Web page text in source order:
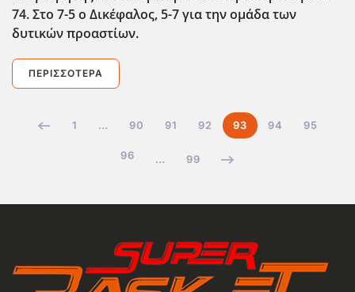
74. Στο 7-5 ο Δικέφαλος, 5-7 για την ομάδα των
δυτικών προαστίων.
ΠΕΡΙΣΣΌΤΕΡΑ
1 … 90 91 92 93 94 95
96 … 99